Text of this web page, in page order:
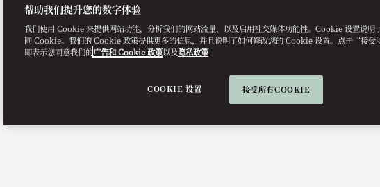
帮助我们提升您的数字体验
我们使用 Cookie 来提供网站功能，分析我们的网站流量，以及启用社交媒体功能性。Cookie 设置说明
同 Cookie。我们的 Cookie 政策提供更多的信息，并且说明了如何修改您的 Cookie 设置。点击“接
即表示您同意我们的广告和 Cookie 政策以及隐私政策
COOKIE 设置 接受所有COOKIE